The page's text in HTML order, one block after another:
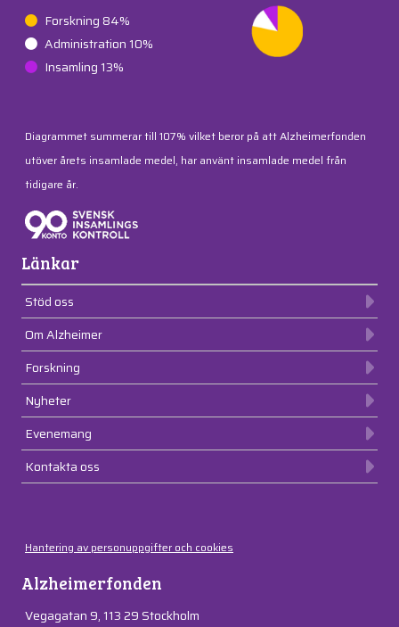
Forskning 84%
Administration 10%
Insamling 13%
Diagrammet summerar till 107% vilket beror på att Alzheimerfonden
utöver årets insamlade medel, har använt insamlade medel från
tidigare år.
Länkar
Stöd oss
Om Alzheimer
Forskning
Nyheter
Evenemang
Kontakta oss
Hantering av personuppgifter och cookies
Alzheimerfonden
Vegagatan 9, 113 29 Stockholm